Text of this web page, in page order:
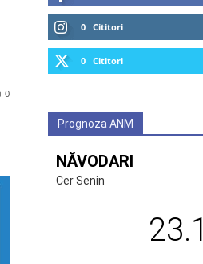
0
0 Cititori
0 Cititori
Prognoza ANM
NĂVODARI
Cer Senin
23.1